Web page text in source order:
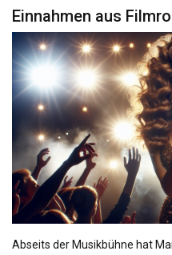
Einnahmen aus
Abseits der Musikbühne hat